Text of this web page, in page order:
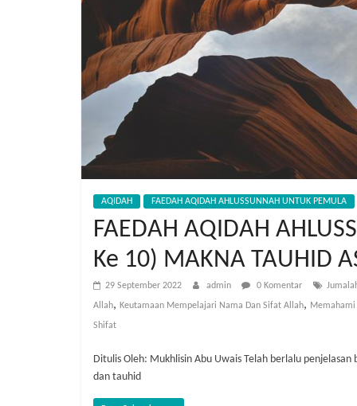
AQIDAH FAEDAH AQIDAH AHLUSSUNNAH UNTUK PEMULA
FAEDAH AQIDAH
Ke 10) MAKNA TAUHID
29 September 2022 admin 0 Komentar
Allah, Keutamaan Mempelajari Nama Dan Sifat Allah,
Shifat
Ditulis Oleh: Mukhlisin Abu Uwais Telah berlalu
dan tauhid